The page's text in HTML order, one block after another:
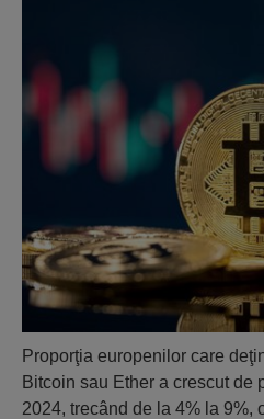
Proporţia europenilor care
Bitcoin sau Ether a crescut de
2024, trecând de la 4% la 9%,